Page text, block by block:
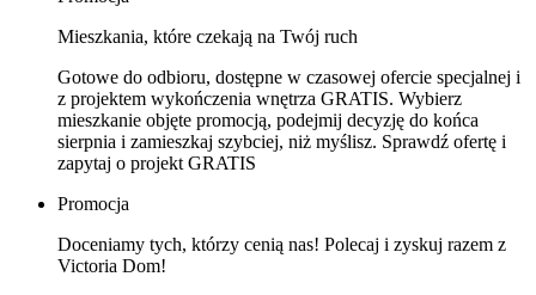
Mieszkania, które czekają na Twój ruch
Gotowe do odbioru, dostępne w czasowej ofercie specjalnej i
z projektem wykończenia wnętrza GRATIS. Wybierz
mieszkanie objęte promocją, podejmij decyzję do końca
sierpnia i zamieszkaj szybciej, niż myślisz. Sprawdź ofertę i
zapytaj o projekt GRATIS
Promocja
Doceniamy tych, którzy cenią nas! Polecaj i zyskuj razem z
Victoria Dom!